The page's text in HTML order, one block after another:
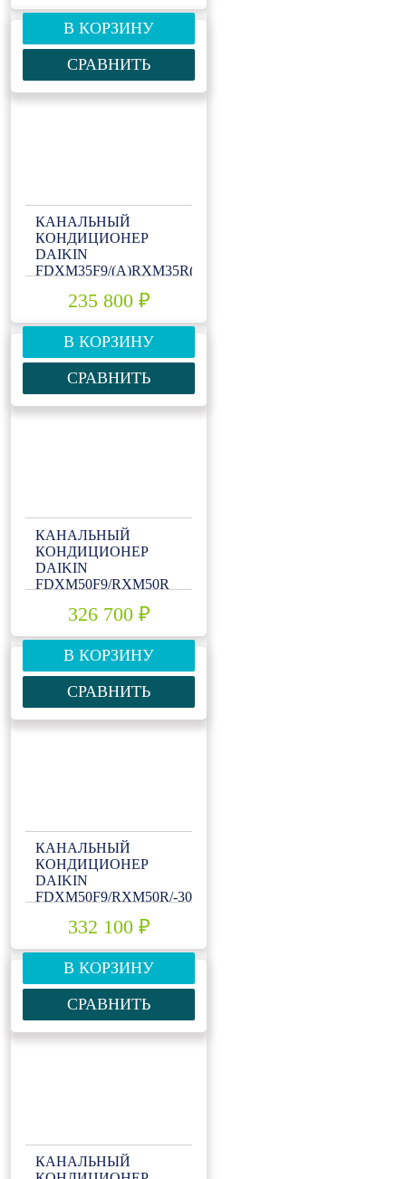
В КОРЗИНУ
СРАВНИТЬ
КАНАЛЬНЫЙ
КОНДИЦИОНЕР
DAIKIN
FDXM35F9/(A)RXM35R(9)
235 800 ₽
В КОРЗИНУ
СРАВНИТЬ
КАНАЛЬНЫЙ
КОНДИЦИОНЕР
DAIKIN
FDXM50F9/RXM50R
326 700 ₽
В КОРЗИНУ
СРАВНИТЬ
КАНАЛЬНЫЙ
КОНДИЦИОНЕР
DAIKIN
FDXM50F9/RXM50R/-30
332 100 ₽
В КОРЗИНУ
СРАВНИТЬ
КАНАЛЬНЫЙ